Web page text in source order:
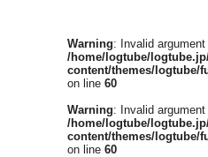
Warning: Invalid
/home/logtube/
content/themes/logtube/
on line 60
Warning: Invalid
/home/logtube/
content/themes/logtube/
on line 60